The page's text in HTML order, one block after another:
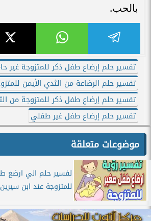
بالحب.
تفسير حلم إرضاع طفل ذكر للمتزوجة غير
تفسير حلم الرضاعة من الثدي الأيمن
تفسير حلم إرضاع طفل ذكر للمتزوجة من
تفسير حلم إرضاع طفل غير طفلي
موضوعات متعلقة
تفسير حلم اني ارضع
للمتزوجة عند ابن سيرين